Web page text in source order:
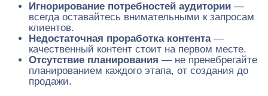
Игнорирование потребностей аудитории —
всегда оставайтесь внимательными к запросам
клиентов.
Недостаточная проработка контента—
качественный контент стоит на первом месте.
Отсутствие планирования — не пренебрегайте
планированием каждого этапа, от создания до
продажи.